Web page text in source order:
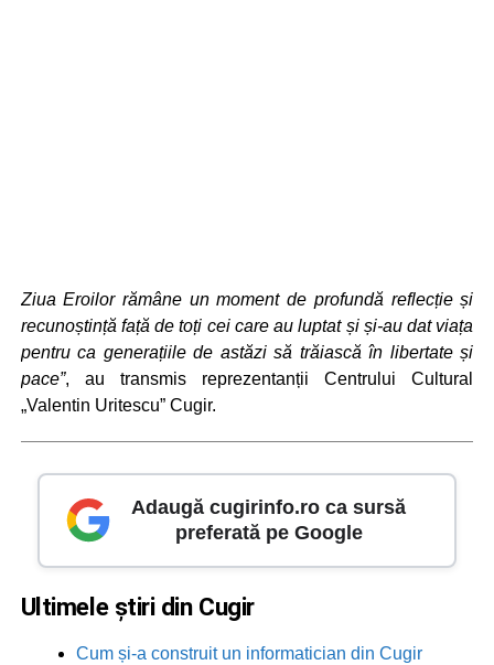
Ziua Eroilor rămâne un moment de profundă reflecție și
recunoștință față de toți cei care au luptat și și-au dat viața
pentru ca generațiile de astăzi să trăiască în libertate și
pace”, au transmis reprezentanții Centrului Cultural
„Valentin Uritescu” Cugir.
Adaugă cugirinfo.ro ca sursă
preferată pe Google
Ultimele știri din Cugir
Cum și-a construit un informatician din Cugir